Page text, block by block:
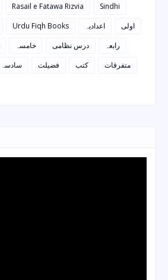
Rasail e Fatawa Rizvia
Sindhi
Urdu Fiqh Books اعدادیہ
اولی
خامسہ درس نظامی
رابعہ
سادسہ فضیلت کتب
متفرقات